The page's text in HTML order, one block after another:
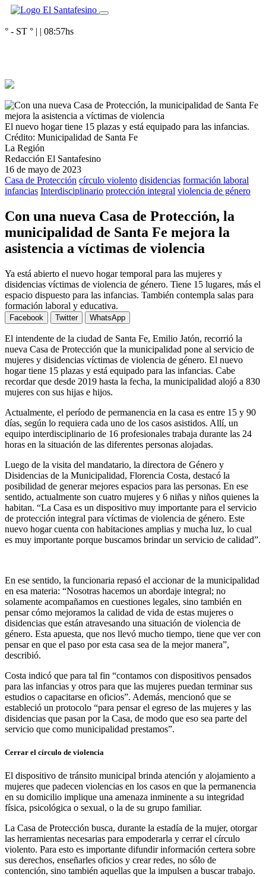
° - ST ° | | 08:57hs
El nuevo hogar tiene 15 plazas y está equipado para las infancias.
Crédito: Municipalidad de Santa Fe
La Región
Redacción El Santafesino
16 de mayo de 2023
Casa de Protección círculo violento disidencias formación laboral
infancias Interdisciplinario protección integral violencia de género
Con una nueva Casa de Protección, la
municipalidad de Santa Fe mejora la
asistencia a víctimas de violencia
Ya está abierto el nuevo hogar temporal para las mujeres y
disidencias víctimas de violencia de género. Tiene 15 lugares, más el
espacio dispuesto para las infancias. También contempla salas para
formación laboral y educativa.
Facebook Twitter WhatsApp
El intendente de la ciudad de Santa Fe, Emilio Jatón, recorrió la
nueva Casa de Protección que la municipalidad pone al servicio de
mujeres y disidencias víctimas de violencia de género. El nuevo
hogar tiene 15 plazas y está equipado para las infancias. Cabe
recordar que desde 2019 hasta la fecha, la municipalidad alojó a 830
mujeres con sus hijas e hijos.
Actualmente, el período de permanencia en la casa es entre 15 y 90
días, según lo requiera cada uno de los casos asistidos. Allí, un
equipo interdisciplinario de 16 profesionales trabaja durante las 24
horas en la situación de las diferentes personas alojadas.
Luego de la visita del mandatario, la directora de Género y
Disidencias de la Municipalidad, Florencia Costa, destacó la
posibilidad de generar mejores espacios para las personas. En ese
sentido, actualmente son cuatro mujeres y 6 niñas y niños quienes la
habitan. “La Casa es un dispositivo muy importante para el servicio
de protección integral para víctimas de violencia de género. Este
nuevo hogar cuenta con habitaciones amplias y mucha luz, lo cual
es muy importante porque buscamos brindar un servicio de calidad”.
En ese sentido, la funcionaria repasó el accionar de la municipalidad
en esa materia: “Nosotras hacemos un abordaje integral; no
solamente acompañamos en cuestiones legales, sino también en
pensar cómo mejoramos la calidad de vida de estas mujeres o
disidencias que están atravesando una situación de violencia de
género. Esta apuesta, que nos llevó mucho tiempo, tiene que ver con
pensar en que el paso por esta casa sea de la mejor manera”,
describió.
Costa indicó que para tal fin “contamos con dispositivos pensados
para las infancias y otros para que las mujeres puedan terminar sus
estudios o capacitarse en oficios”. Además, mencionó que se
estableció un protocolo “para pensar el egreso de las mujeres y las
disidencias que pasan por la Casa, de modo que eso sea parte del
servicio que como municipalidad prestamos”.
Cerrar el círculo de violencia
El dispositivo de tránsito municipal brinda atención y alojamiento a
mujeres que padecen violencias en los casos en que la permanencia
en su domicilio implique una amenaza inminente a su integridad
física, psicológica o sexual, o la de su grupo familiar.
La Casa de Protección busca, durante la estadía de la mujer, otorgar
las herramientas necesarias para empoderarla y cerrar el círculo
violento. Para esto es importante difundir información certera sobre
sus derechos, enseñarles oficios y crear redes, no sólo de
contención, sino también aquellas que la impulsen a buscar trabajo.